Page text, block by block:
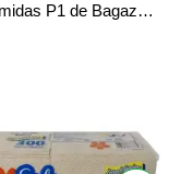
Portacomidas P1 de Bagazo de Caña 1000 ml x 20 Unidades Biodegradable Compostable